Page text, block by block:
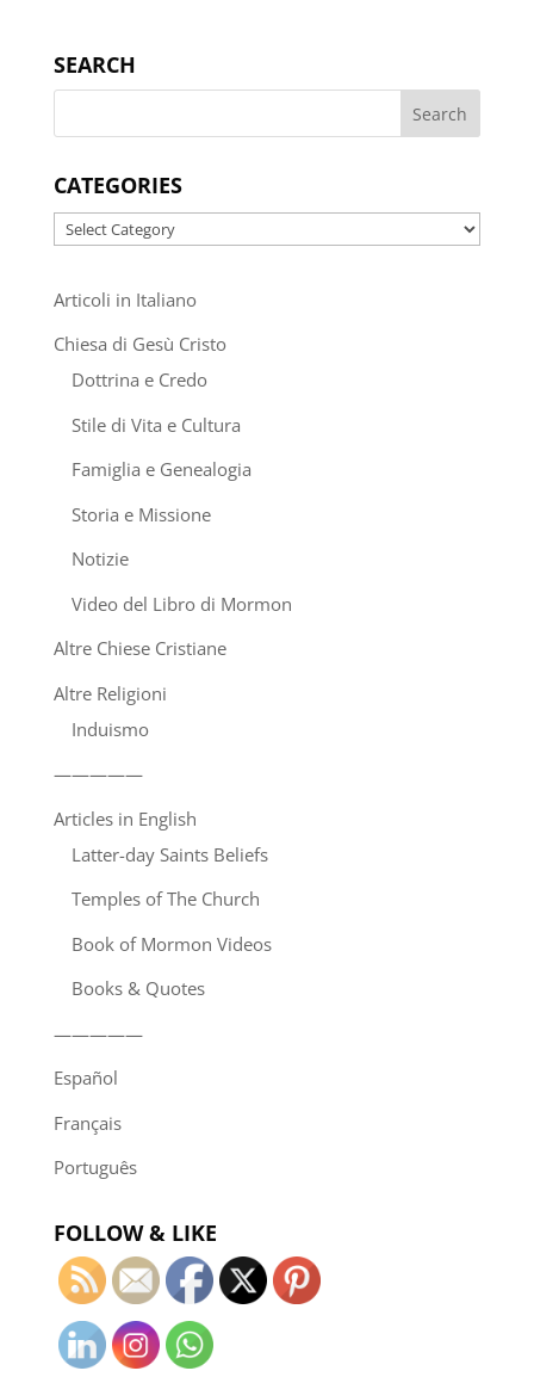
SEARCH
CATEGORIES
Categories
Articoli in Italiano
Chiesa di Gesù Cristo
Dottrina e Credo
Stile di Vita e Cultura
Famiglia e Genealogia
Storia e Missione
Notizie
Video del Libro di Mormon
Altre Chiese Cristiane
Altre Religioni
Induismo
—————
Articles in English
Latter-day Saints Beliefs
Temples of The Church
Book of Mormon Videos
Books & Quotes
—————
Español
Français
Português
FOLLOW & LIKE